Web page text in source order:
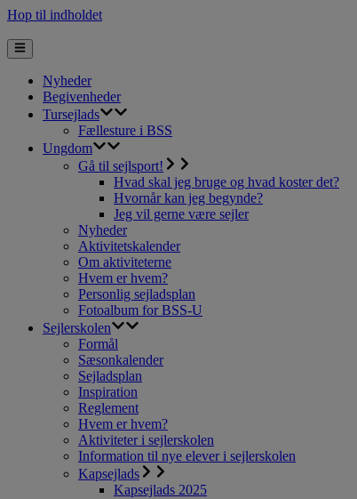
Hop til indholdet
Nyheder
Begivenheder
Tursejlads
Fællesture i BSS
Ungdom
Gå til sejlsport!
Hvad skal jeg bruge og hvad koster det?
Hvornår kan jeg begynde?
Jeg vil gerne være sejler
Nyheder
Aktivitetskalender
Om aktiviteterne
Hvem er hvem?
Personlig sejladsplan
Fotoalbum for BSS-U
Sejlerskolen
Formål
Sæsonkalender
Sejladsplan
Inspiration
Reglement
Hvem er hvem?
Aktiviteter i sejlerskolen
Information til nye elever i sejlerskolen
Kapsejlads
Kapsejlads 2025